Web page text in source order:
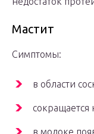
Мастит
Симптомы:
в области
сокращается
в молоке